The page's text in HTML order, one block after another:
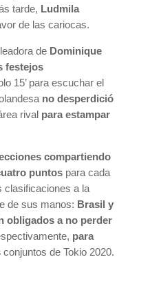
tarde, Ludmila
de las cariocas.
de Dominique
festejos
15’ para escuchar el
no desperdició
rival para estampar
compartiendo
puntospara cada
clasificaciones a la
de sus manos: Brasil y
obligados a no perder
para
conjuntos de Tokio 2020.